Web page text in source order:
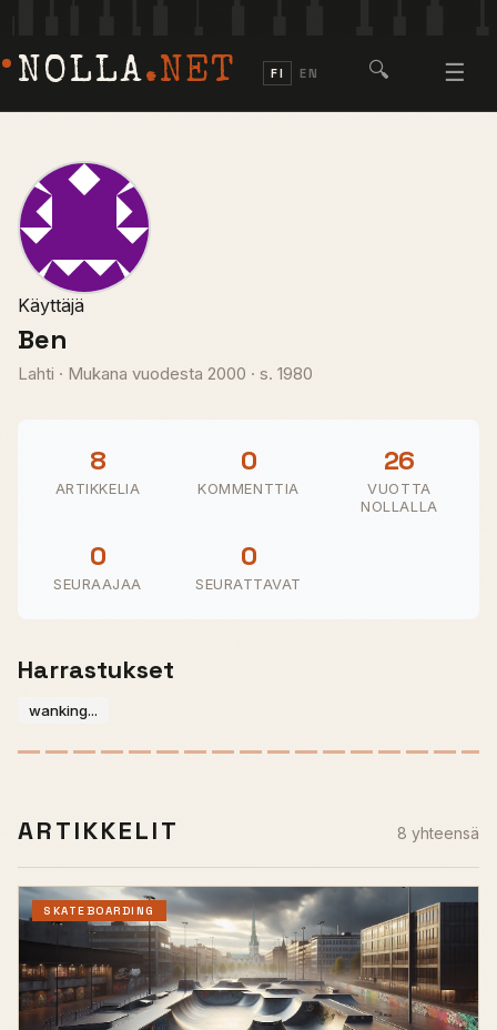
NOLLA.NET FI EN 🔍 ☰
Käyttäjä
Ben
Lahti · Mukana vuodesta 2000 · s. 1980
8
ARTIKKELIA
0
KOMMENTTIA
26
VUOTTA
NOLLALLA
0
SEURAAJAA
0
SEURATTAVAT
Harrastukset
wanking...
ARTIKKELIT 8 yhteensä
SKATEBOARDING